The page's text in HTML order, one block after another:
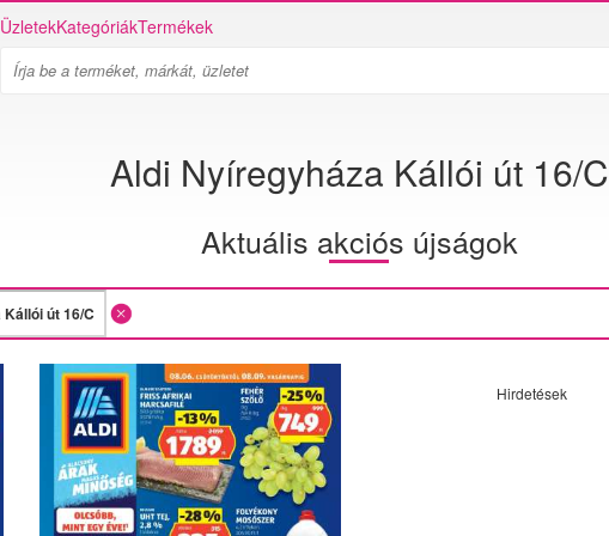
ÜzletekKategóriákTermékek
Aldi Nyíregyháza Kállói út 16/C
Aktuális akciós újságok
Hirdetések